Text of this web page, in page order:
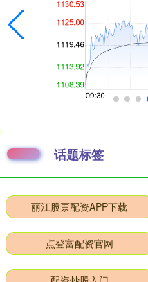
话题标签
丽江股票配资APP下载
点登富配资官网